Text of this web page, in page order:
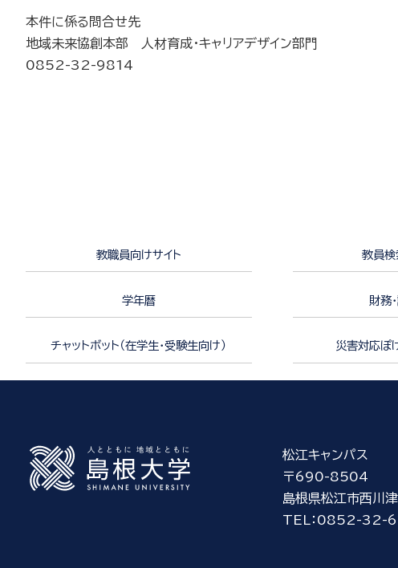
本件に係る問合せ先
地域未来協創本部 人材育成・キャリアデザイン部門
0852-32-9814
教職員向けサイト 教員検
学年暦 財務
チャットボット（在学生・受験生向け） 災害対応ぽ
松江キャンパス
〒690-8504
島根県松江市西川
TEL：0852-32-